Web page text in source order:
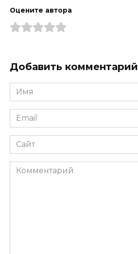
Оцените автора
Добавить комментарий
Имя
*
Email
*
Сайт
Комментарий